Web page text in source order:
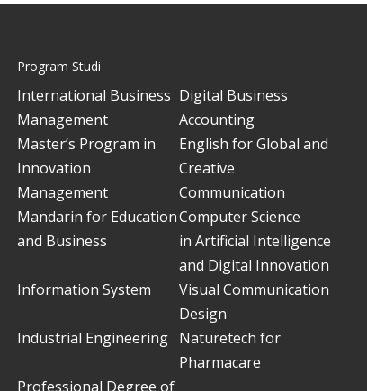
Program Studi
International Business
Management
Digital Business
Accounting
Master’s Program in
Innovation
Management
English for Global and
Creative
Communication
Mandarin for Education
and Business
Computer Science
in Artificial Intelligence
and Digital Innovation
Information System
Visual Communication
Design
Industrial Engineering
Naturetech for
Pharmacare
Professional Degree of